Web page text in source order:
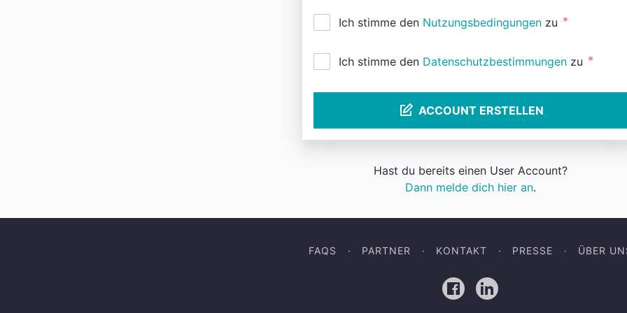
Ich stimme den Nutzungsbedingungen zu *
Ich stimme den Datenschutzbestimmungen zu *
ACCOUNT ERSTELLEN
Hast du bereits einen User Account?
Dann melde dich hier an.
FAQS PARTNER KONTAKT PRESSE ÜBER
FacebookLinkedIn